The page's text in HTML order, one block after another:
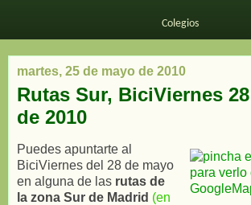
Colegios
martes, 25 de mayo de 2010
Rutas Sur, BiciViernes
de 2010
Puedes apuntarte al
BiciViernes del 28 de mayo
en alguna de las rutas de
la zona Sur de Madrid (en